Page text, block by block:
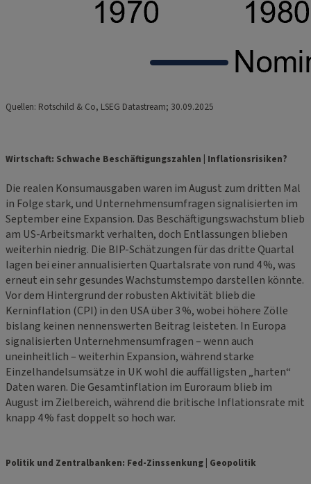
Quellen: Rotschild & Co, LSEG Datastream; 30.09.2025
Wirtschaft: Schwache Beschäftigungszahlen | Inflationsrisiken?
Die realen Konsumausgaben waren im August zum dritten Mal
in Folge stark, und Unternehmensumfragen signalisierten im
September eine Expansion. Das Beschäftigungswachstum blieb
am US-Arbeitsmarkt verhalten, doch Entlassungen blieben
weiterhin niedrig. Die BIP-Schätzungen für das dritte Quartal
lagen bei einer annualisierten Quartalsrate von rund 4 %, was
erneut ein sehr gesundes Wachstumstempo darstellen könnte.
Vor dem Hintergrund der robusten Aktivität blieb die
Kerninflation (CPI) in den USA über 3 %, wobei höhere Zölle
bislang keinen nennenswerten Beitrag leisteten. In Europa
signalisierten Unternehmensumfragen – wenn auch
uneinheitlich – weiterhin Expansion, während starke
Einzelhandelsumsätze in UK wohl die auffälligsten „harten“
Daten waren. Die Gesamtinflation im Euroraum blieb im
August im Zielbereich, während die britische Inflationsrate mit
knapp 4 % fast doppelt so hoch war.
Politik und Zentralbanken: Fed-Zinssenkung | Geopolitik